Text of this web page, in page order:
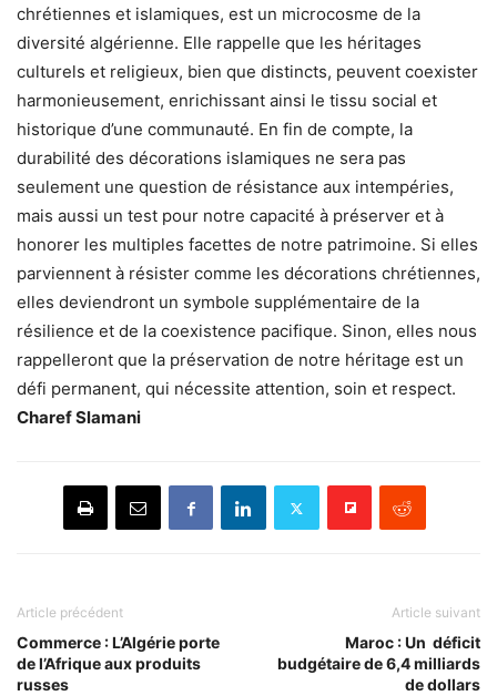
chrétiennes et islamiques, est un microcosme de la
diversité algérienne. Elle rappelle que les héritages
culturels et religieux, bien que distincts, peuvent coexister
harmonieusement, enrichissant ainsi le tissu social et
historique d’une communauté. En fin de compte, la
durabilité des décorations islamiques ne sera pas
seulement une question de résistance aux intempéries,
mais aussi un test pour notre capacité à préserver et à
honorer les multiples facettes de notre patrimoine. Si elles
parviennent à résister comme les décorations chrétiennes,
elles deviendront un symbole supplémentaire de la
résilience et de la coexistence pacifique. Sinon, elles nous
rappelleront que la préservation de notre héritage est un
défi permanent, qui nécessite attention, soin et respect.
Charef Slamani
Article précédent
Commerce : L’Algérie porte
de l’Afrique aux produits
russes
Article suivant
Maroc : Un déficit
budgétaire de 6,4 milliards
de dollars